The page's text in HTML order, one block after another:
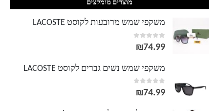
מוצרים מומלצים
משקפי שמש מרובעות לקוסט LACOSTE
0
out of 5
₪74.99
משקפי שמש נשים גברים לקוסט LACOSTE
0
out of 5
₪74.99